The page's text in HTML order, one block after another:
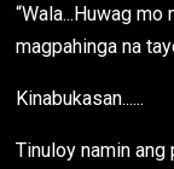
“Wala...Huwag
magpahinga na
Kinabukasan......
Tinuloy namin ang